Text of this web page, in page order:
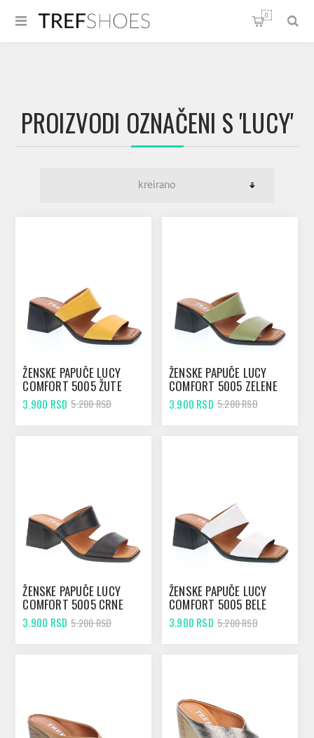
0
PROIZVODI OZNAČENI S 'LUCY'
ŽENSKE PAPUČE LUCY
COMFORT 5005 ŽUTE
3.900 RSD 5.200 RSD
ŽENSKE PAPUČE LUCY
COMFORT 5005 ZELENE
3.900 RSD 5.200 RSD
ŽENSKE PAPUČE LUCY
COMFORT 5005 CRNE
3.900 RSD 5.200 RSD
ŽENSKE PAPUČE LUCY
COMFORT 5005 BELE
3.900 RSD 5.200 RSD